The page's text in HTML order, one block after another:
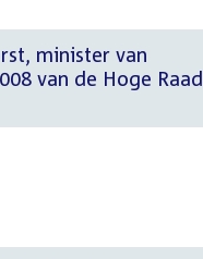
minister van
van de Hoge Raad